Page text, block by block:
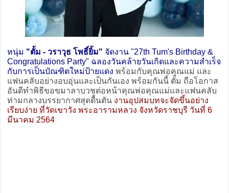
หนุ่ม "ตั้ม - วราวุธ โพธิ์ยิ้ม" จัดงาน "27th Tum's Birthday &
Congratulations Party" ฉลองวันคล้ายวันเกิดและความสำเร็จ
กับการเป็นบัณฑิตใหม่ป้ายแดง พร้อมกับคุณพ่อคุณแม่ และ
แฟนคลับอย่างอบอุ่นและเป็นกันเอง พร้อมกันนี้ ตั้ม ถือโอกาส
อันดีทำพิธีขอขมาลาบวชต่อหน้าคุณพ่อคุณแม่และแฟนคลับ
ท่ามกลางบรรยากาศสุดตื้นตัน งานอุปสมบทจะจัดขึ้นอย่าง
เรียบง่าย ที่วัดเขาวัง พระอารามหลวง จังหวัดราชบุรี วันที่ 6
มีนาคม 2564